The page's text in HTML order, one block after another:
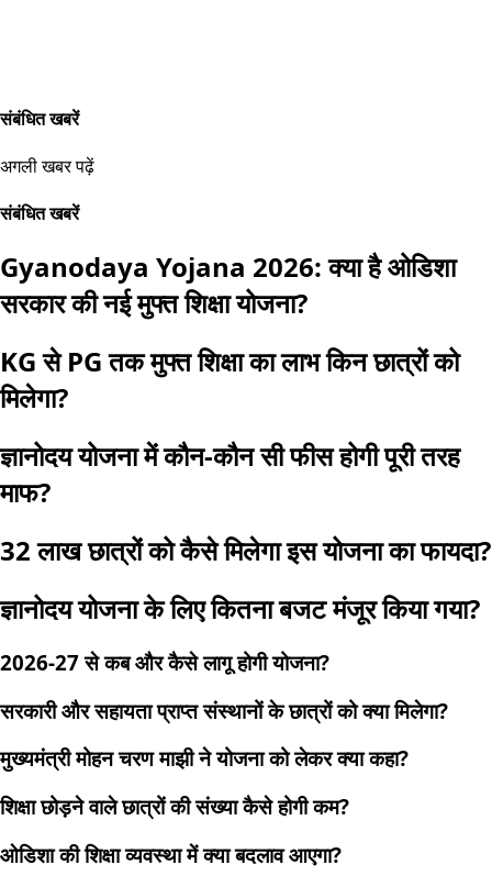
संबंधित खबरें
अगली खबर पढ़ें
संबंधित खबरें
Gyanodaya Yojana 2026: क्या है ओडिशा
सरकार की नई मुफ्त शिक्षा योजना?
KG से PG तक मुफ्त शिक्षा का लाभ किन छात्रों को
मिलेगा?
ज्ञानोदय योजना में कौन-कौन सी फीस होगी पूरी तरह
माफ?
32 लाख छात्रों को कैसे मिलेगा इस योजना का फायदा?
ज्ञानोदय योजना के लिए कितना बजट मंजूर किया गया?
2026-27 से कब और कैसे लागू होगी योजना?
सरकारी और सहायता प्राप्त संस्थानों के छात्रों को क्या मिलेगा?
मुख्यमंत्री मोहन चरण माझी ने योजना को लेकर क्या कहा?
शिक्षा छोड़ने वाले छात्रों की संख्या कैसे होगी कम?
ओडिशा की शिक्षा व्यवस्था में क्या बदलाव आएगा?